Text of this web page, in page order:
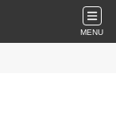
MENU